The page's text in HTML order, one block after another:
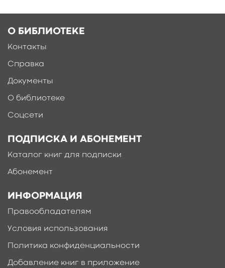
О БИБЛИОТЕКЕ
Контакты
Справка
Документы
О библиотеке
Соцсети
ПОДПИСКА И АБОНЕМЕНТ
Каталог книг для подписки
Абонемент
ИНФОРМАЦИЯ
Правообладателям
Условия использования
Политика конфиденциальности
Добавление книг в приложение